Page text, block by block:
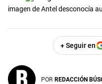
imagen de Antel desconocía
+ Seguir en
POR REDACCIÓN